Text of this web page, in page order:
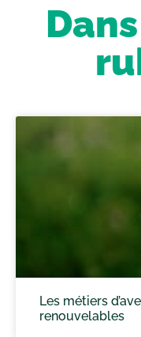
Les métiers
renouvelables